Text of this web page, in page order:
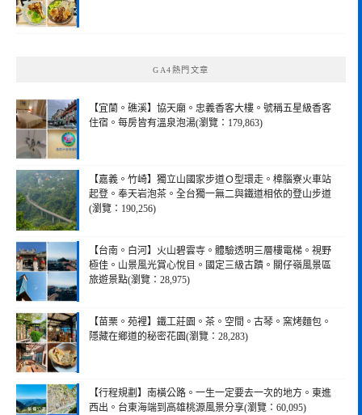
GA4熱門文章
【宜蘭。礁溪】協天廟。忠義香客大樓。號稱五星級香客
住宿。每房皆有溫泉泡湯(瀏覽：179,863)
【嘉義。竹崎】獨立山國家步道Ｏ型環走。樟腦寮火車站
起登。奉天岩泡茶。全台獨一無二與鐵道相依的登山步道
(瀏覽：190,256)
【台南。白河】火山碧雲寺。體驗透明三層樓電梯。視野
極佳。山景風光賞心悅目。國定三級古蹟。關仔嶺風景區
旅遊景點(瀏覽：28,975)
【苗栗。苑裡】鐵工莊園。茶。空間。古琴。窯烤麵包。
隱藏在鄉道的秘密花園(瀏覽：28,283)
【行程規劃】南橫公路。一生一定要去一次的地方。東進
西出。台東海端到高雄桃源風景分享(瀏覽：60,095)